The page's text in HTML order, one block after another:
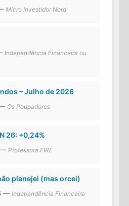
Micro Investidor Nerd
Independência Financeira ou
– Julho de 2026
Os Poupadores
26: +0,24%
— Professora FIRE
planejei (mas orcei)
— Independência Financeira